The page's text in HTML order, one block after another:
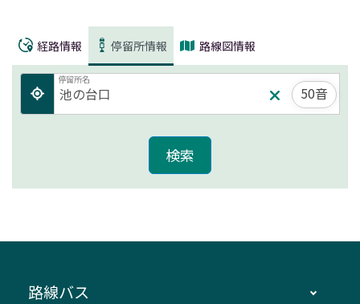
経路情報 停留所情報 路線図情報
停留所名
50音
路線バス